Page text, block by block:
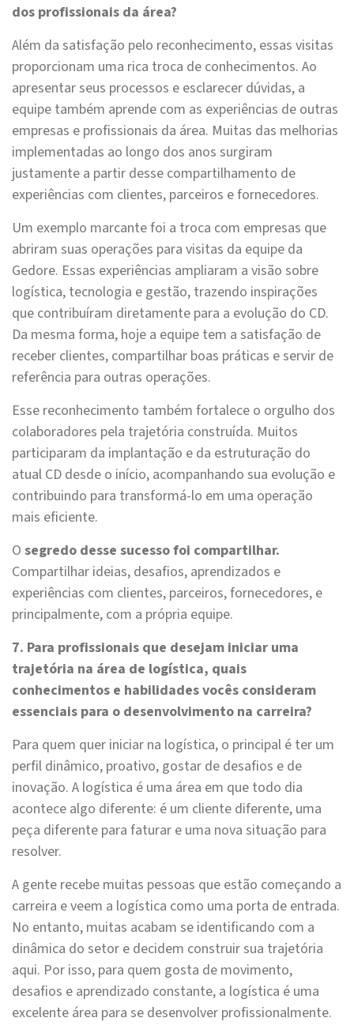
dos profissionais da área?
Além da satisfação pelo reconhecimento, essas visitas
proporcionam uma rica troca de conhecimentos. Ao
apresentar seus processos e esclarecer dúvidas, a
equipe também aprende com as experiências de outras
empresas e profissionais da área. Muitas das melhorias
implementadas ao longo dos anos surgiram
justamente a partir desse compartilhamento de
experiências com clientes, parceiros e fornecedores.
Um exemplo marcante foi a troca com empresas que
abriram suas operações para visitas da equipe da
Gedore. Essas experiências ampliaram a visão sobre
logística, tecnologia e gestão, trazendo inspirações
que contribuíram diretamente para a evolução do CD.
Da mesma forma, hoje a equipe tem a satisfação de
receber clientes, compartilhar boas práticas e servir de
referência para outras operações.
Esse reconhecimento também fortalece o orgulho dos
colaboradores pela trajetória construída. Muitos
participaram da implantação e da estruturação do
atual CD desde o início, acompanhando sua evolução e
contribuindo para transformá-lo em uma operação
mais eficiente.
O segredo desse sucesso foi compartilhar.
Compartilhar ideias, desafios, aprendizados e
experiências com clientes, parceiros, fornecedores, e
principalmente, com a própria equipe.
7. Para profissionais que desejam iniciar uma
trajetória na área de logística, quais
conhecimentos e habilidades vocês consideram
essenciais para o desenvolvimento na carreira?
Para quem quer iniciar na logística, o principal é ter um
perfil dinâmico, proativo, gostar de desafios e de
inovação. A logística é uma área em que todo dia
acontece algo diferente: é um cliente diferente, uma
peça diferente para faturar e uma nova situação para
resolver.
A gente recebe muitas pessoas que estão começando a
carreira e veem a logística como uma porta de entrada.
No entanto, muitas acabam se identificando com a
dinâmica do setor e decidem construir sua trajetória
aqui. Por isso, para quem gosta de movimento,
desafios e aprendizado constante, a logística é uma
excelente área para se desenvolver profissionalmente.